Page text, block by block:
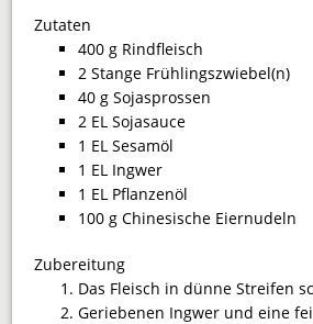
Zutaten
400 g Rindfleisch
2 Stange Frühlingszwiebel(n)
40 g Sojasprossen
2 EL Sojasauce
1 EL Sesamöl
1 EL Ingwer
1 EL Pflanzenöl
100 g Chinesische Eiernudeln
Zubereitung
Das Fleisch in dünne Streifen
Geriebenen Ingwer und eine